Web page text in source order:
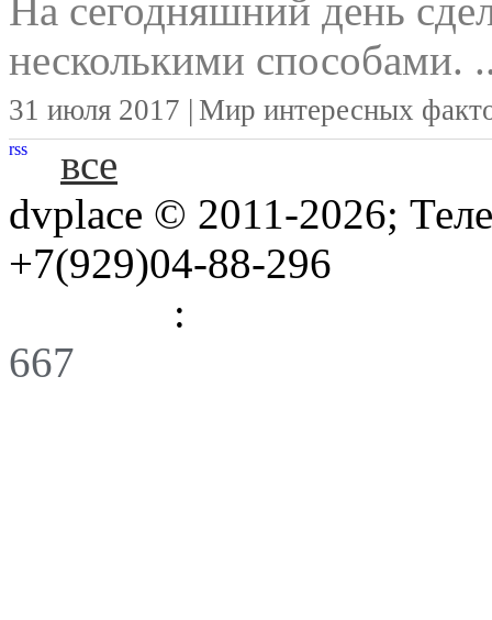
На сегодняшний день
несколькими способами.
31 июля 2017 | Мир интересных
rss
все
dvplace © 2011-2026;
+7(929)04-88-296
:
667